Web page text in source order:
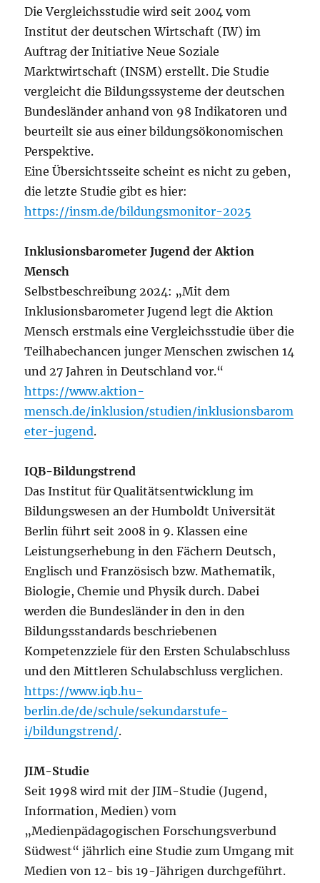
Die Vergleichsstudie wird seit 2004 vom
Institut der deutschen Wirtschaft (IW) im
Auftrag der Initiative Neue Soziale
Marktwirtschaft (INSM) erstellt. Die Studie
vergleicht die Bildungssysteme der deutschen
Bundesländer anhand von 98 Indikatoren und
beurteilt sie aus einer bildungsökonomischen
Perspektive.
Eine Übersichtsseite scheint es nicht zu geben,
die letzte Studie gibt es hier:
https://insm.de/bildungsmonitor-2025
Inklusionsbarometer Jugend der Aktion
Mensch
Selbstbeschreibung 2024: „Mit dem
Inklusionsbarometer Jugend legt die Aktion
Mensch erstmals eine Vergleichsstudie über die
Teilhabechancen junger Menschen zwischen 14
und 27 Jahren in Deutschland vor.“
https://www.aktion-
mensch.de/inklusion/studien/inklusionsbarom
eter-jugend.
IQB-Bildungstrend
Das Institut für Qualitätsentwicklung im
Bildungswesen an der Humboldt Universität
Berlin führt seit 2008 in 9. Klassen eine
Leistungserhebung in den Fächern Deutsch,
Englisch und Französisch bzw. Mathematik,
Biologie, Chemie und Physik durch. Dabei
werden die Bundesländer in den in den
Bildungsstandards beschriebenen
Kompetenzziele für den Ersten Schulabschluss
und den Mittleren Schulabschluss verglichen.
https://www.iqb.hu-
berlin.de/de/schule/sekundarstufe-
i/bildungstrend/.
JIM-Studie
Seit 1998 wird mit der JIM-Studie (Jugend,
Information, Medien) vom
„Medienpädagogischen Forschungsverbund
Südwest“ jährlich eine Studie zum Umgang mit
Medien von 12- bis 19-Jährigen durchgeführt.